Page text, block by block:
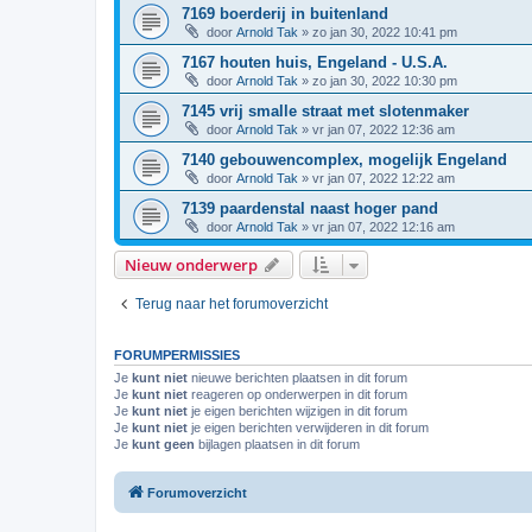
7169 boerderij in buitenland
door Arnold Tak » zo jan 30, 2022 10:41 pm
7167 houten huis, Engeland - U.S.A.
door Arnold Tak » zo jan 30, 2022 10:30 pm
7145 vrij smalle straat met slotenmaker
door Arnold Tak » vr jan 07, 2022 12:36 am
7140 gebouwencomplex, mogelijk Engeland
door Arnold Tak » vr jan 07, 2022 12:22 am
7139 paardenstal naast hoger pand
door Arnold Tak » vr jan 07, 2022 12:16 am
Nieuw onderwerp
Terug naar het forumoverzicht
FORUMPERMISSIES
Je kunt niet nieuwe berichten plaatsen in dit forum
Je kunt niet reageren op onderwerpen in dit forum
Je kunt niet je eigen berichten wijzigen in dit forum
Je kunt niet je eigen berichten verwijderen in dit forum
Je kunt geen bijlagen plaatsen in dit forum
Forumoverzicht